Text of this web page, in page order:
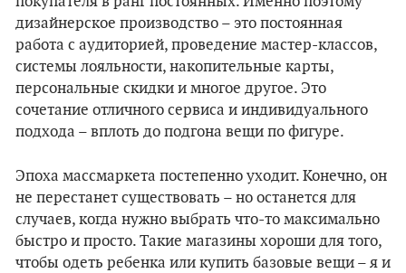
дизайнерское производство – это постоянная
работа с аудиторией, проведение мастер-классов,
системы лояльности, накопительные карты,
персональные скидки и многое другое. Это
сочетание отличного сервиса и индивидуального
подхода – вплоть до подгона вещи по фигуре.
Эпоха массмаркета постепенно уходит. Конечно, он
не перестанет существовать – но останется для
случаев, когда нужно выбрать что-то максимально
быстро и просто. Такие магазины хороши для того,
чтобы одеть ребенка или купить базовые вещи – я и